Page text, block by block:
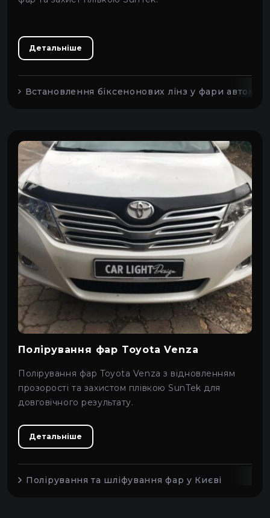
Citroen
Asia Motors
Dacia
Infiniti
MINI
Tata
Dadi
Daewoo
Isuzu
Детальніше
Встановлення біксенонових лінз у фари
Полірування фар Toyota Venza
Полірування фар Toyota Venza з відновленням
прозорості та захистом плівкою SunTek для
довговічного результату.
Детальніше
Полірування та шліфування фар у Києві